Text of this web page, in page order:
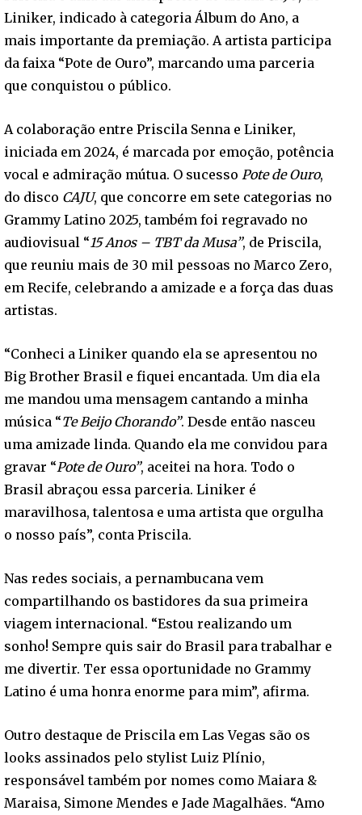
Liniker, indicado à categoria Álbum do Ano, a
mais importante da premiação. A artista participa
da faixa “Pote de Ouro”, marcando uma parceria
que conquistou o público.
A colaboração entre Priscila Senna e Liniker,
iniciada em 2024, é marcada por emoção, potência
vocal e admiração mútua. O sucesso Pote de Ouro,
do disco CAJU, que concorre em sete categorias no
Grammy Latino 2025, também foi regravado no
audiovisual “15 Anos – TBT da Musa”, de Priscila,
que reuniu mais de 30 mil pessoas no Marco Zero,
em Recife, celebrando a amizade e a força das duas
artistas.
“Conheci a Liniker quando ela se apresentou no
Big Brother Brasil e fiquei encantada. Um dia ela
me mandou uma mensagem cantando a minha
música “Te Beijo Chorando”. Desde então nasceu
uma amizade linda. Quando ela me convidou para
gravar “Pote de Ouro”, aceitei na hora. Todo o
Brasil abraçou essa parceria. Liniker é
maravilhosa, talentosa e uma artista que orgulha
o nosso país”, conta Priscila.
Nas redes sociais, a pernambucana vem
compartilhando os bastidores da sua primeira
viagem internacional. “Estou realizando um
sonho! Sempre quis sair do Brasil para trabalhar e
me divertir. Ter essa oportunidade no Grammy
Latino é uma honra enorme para mim”, afirma.
Outro destaque de Priscila em Las Vegas são os
looks assinados pelo stylist Luiz Plínio,
responsável também por nomes como Maiara &
Maraisa, Simone Mendes e Jade Magalhães. “Amo